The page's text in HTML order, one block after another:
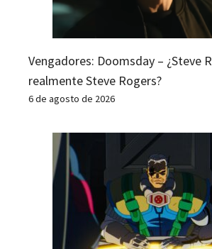
Vengadores: Doomsday – ¿Steve
realmente Steve Rogers?
6 de agosto de 2026